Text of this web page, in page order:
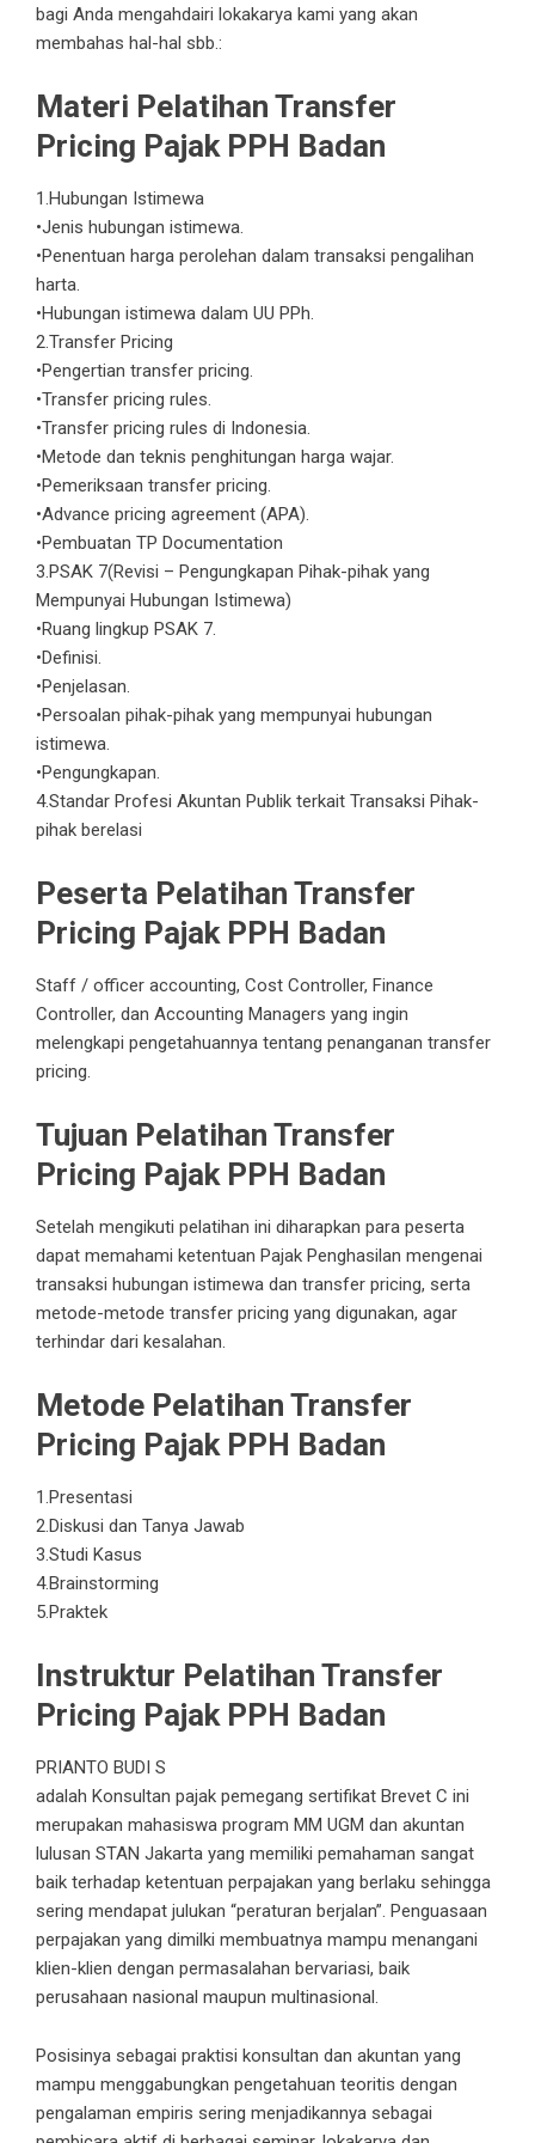
bagi Anda mengahdairi lokakarya kami yang akan
membahas hal-hal sbb.:
Materi Pelatihan Transfer
Pricing Pajak PPH Badan
1.Hubungan Istimewa
•Jenis hubungan istimewa.
•Penentuan harga perolehan dalam transaksi pengalihan
harta.
•Hubungan istimewa dalam UU PPh.
2.Transfer Pricing
•Pengertian transfer pricing.
•Transfer pricing rules.
•Transfer pricing rules di Indonesia.
•Metode dan teknis penghitungan harga wajar.
•Pemeriksaan transfer pricing.
•Advance pricing agreement (APA).
•Pembuatan TP Documentation
3.PSAK 7(Revisi – Pengungkapan Pihak-pihak yang
Mempunyai Hubungan Istimewa)
•Ruang lingkup PSAK 7.
•Definisi.
•Penjelasan.
•Persoalan pihak-pihak yang mempunyai hubungan
istimewa.
•Pengungkapan.
4.Standar Profesi Akuntan Publik terkait Transaksi Pihak-
pihak berelasi
Peserta Pelatihan Transfer
Pricing Pajak PPH Badan
Staff / officer accounting, Cost Controller, Finance
Controller, dan Accounting Managers yang ingin
melengkapi pengetahuannya tentang penanganan transfer
pricing.
Tujuan Pelatihan Transfer
Pricing Pajak PPH Badan
Setelah mengikuti pelatihan ini diharapkan para peserta
dapat memahami ketentuan Pajak Penghasilan mengenai
transaksi hubungan istimewa dan transfer pricing, serta
metode-metode transfer pricing yang digunakan, agar
terhindar dari kesalahan.
Metode Pelatihan Transfer
Pricing Pajak PPH Badan
1.Presentasi
2.Diskusi dan Tanya Jawab
3.Studi Kasus
4.Brainstorming
5.Praktek
Instruktur Pelatihan Transfer
Pricing Pajak PPH Badan
PRIANTO BUDI S
adalah Konsultan pajak pemegang sertifikat Brevet C ini
merupakan mahasiswa program MM UGM dan akuntan
lulusan STAN Jakarta yang memiliki pemahaman sangat
baik terhadap ketentuan perpajakan yang berlaku sehingga
sering mendapat julukan “peraturan berjalan”. Penguasaan
perpajakan yang dimilki membuatnya mampu menangani
klien-klien dengan permasalahan bervariasi, baik
perusahaan nasional maupun multinasional.
Posisinya sebagai praktisi konsultan dan akuntan yang
mampu menggabungkan pengetahuan teoritis dengan
pengalaman empiris sering menjadikannya sebagai